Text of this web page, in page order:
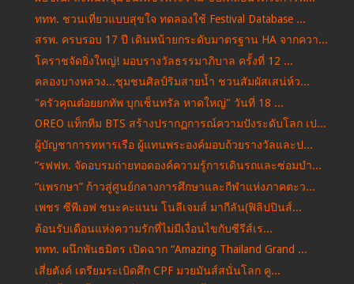
ททท. ชวนเที่ยวแบบสุขใจ ทดลองใช้ Festival Database ...
สรพ. ครบรอบ 17 ปี เดินหน้ายกระดับมาตรฐาน HA จากควา...
โคราชจัดยิ่งใหญ่! มอบรางวัลธรรมาภิบาล ครั้งที่ 12 ...
คลองบางหลวง...ชุมชนศิลป์ริมสายน้ำ ชวนสัมผัสเสน่ห์ว...
"ครัวคุณต๋อยยกทัพ บุกเซ็นทรัล หาดใหญ่" วันที่ 18 ...
OREO แท็กทีม BTS สร้างปรากฏการณ์ความปังระดับโลก เป...
ผู้บัญชาการทหารเรือ ผู้แทนพระองค์มอบถ้วยรางวัลและป...
”รฟฟท. จัดอบรมถ่ายทอดองค์ความรู้การเดินรถและซ่อมบำ...
“แพรกษา” ก้าวสู่ศูนย์กลางการศึกษาและกีฬาแห่งภาคตะว...
เพชร ซีพีเอฟ ชนะคะแนน โนลีเจมส์ มากีลัน(ฟิลิปปินส์...
ต้อนรับเดือนแห่งความรักที่ไม่มีเงื่อนไขกับซีรีส์เร...
ททท. ผนึกพันธมิตร เปิดฉาก “Amazing Thailand Grand ...
เสี่ยตังค์ เตรียมระเบิดศึก CPF มวยมันส์สนั่นโลก คู...